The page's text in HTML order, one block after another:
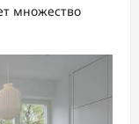
множество